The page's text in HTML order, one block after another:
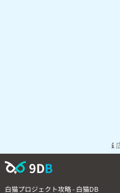
9DB
白猫プロジェクト攻略 - 白猫DB